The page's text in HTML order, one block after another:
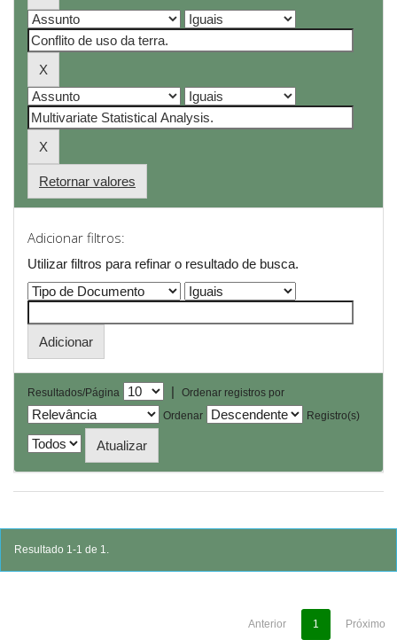
Retornar valores
Adicionar filtros:
Utilizar filtros para refinar o resultado de busca.
Resultados/Página |
Ordenar registros por
Ordenar
Registro(s)
Resultado 1-1 de 1.
Anterior 1 Próximo